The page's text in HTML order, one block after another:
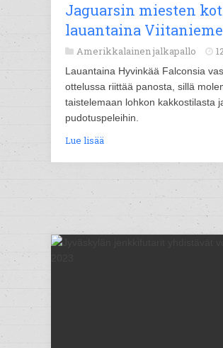
Jaguarsin miesten
lauantaina
Amerikkalainen jalkapallo
Lauantaina Hyvinkää Falconsia
ottelussa riittää panosta, sillä
taistelemaan lohkon kakkostilasta
pudotuspeleihin.
Lue lisää